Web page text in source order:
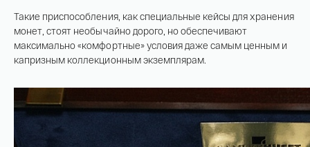
Такие приспособления, как специальные кейсы для хранения
монет, стоят необычайно дорого, но обеспечивают
максимально «комфортные» условия даже самым ценным и
капризным коллекционным экземплярам.